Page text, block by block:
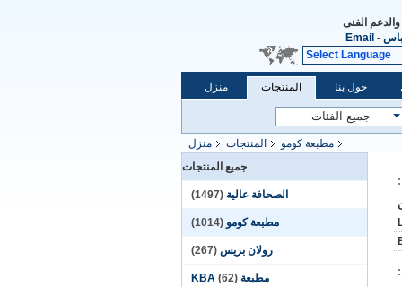
والدعم الفنى
-
Email
Select Language
منزل المنتجات حول بنا
منزل المنتجات مطبعة كومو
جميع المنتجات
الصحافة عالية (1497)
مطبعة كومو (1014)
رولان بريس (267)
مطبعة KBA (62)